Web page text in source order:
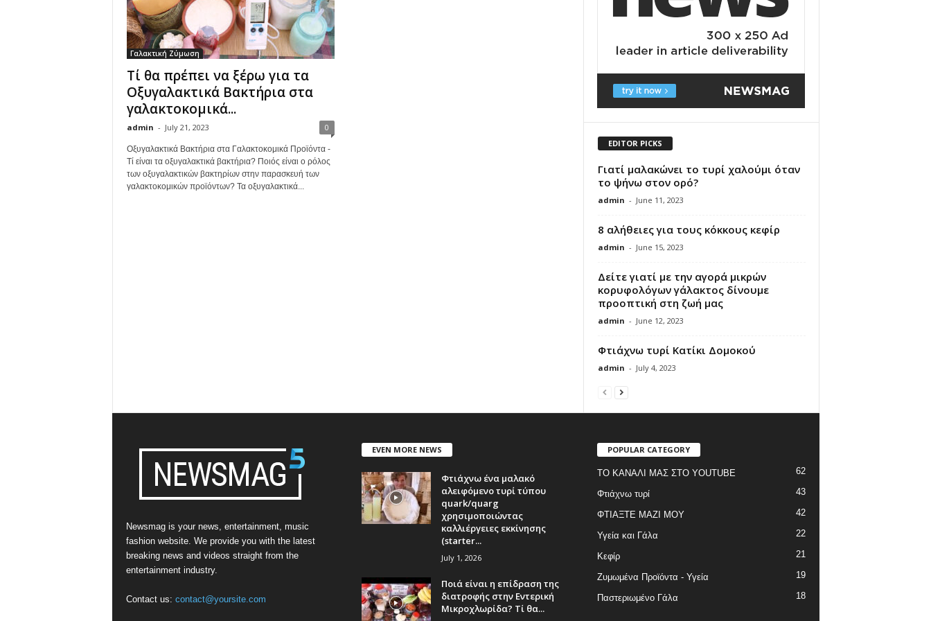
Γαλακτική Ζύμωση
Τί θα πρέπει να ξέρω για τα
Οξυγαλακτικά Βακτήρια στα
γαλακτοκομικά...
admin - July 21, 2023 0
Οξυγαλακτικά Βακτήρια στα Γαλακτοκομικά Προϊόντα -
Τί είναι τα οξυγαλακτικά βακτήρια? Ποιός είναι ο ρόλος
των οξυγαλακτικών βακτηρίων στην παρασκευή των
γαλακτοκομικών προϊόντων? Τα οξυγαλακτικά...
EDITOR PICKS
Γιατί μαλακώνει το τυρί χαλούμι όταν
το ψήνω στον ορό?
admin - June 11, 2023
8 αλήθειες για τους κόκκους κεφίρ
admin - June 15, 2023
Δείτε γιατί με την αγορά μικρών
κορυφολόγων γάλακτος δίνουμε
προοπτική στη ζωή μας
admin - June 12, 2023
Φτιάχνω τυρί Κατίκι Δομοκού
admin - July 4, 2023
Newsmag is your news, entertainment, music
fashion website. We provide you with the latest
breaking news and videos straight from the
entertainment industry.
Contact us: contact@yoursite.com
EVEN MORE NEWS
Φτιάχνω ένα μαλακό
αλειφόμενο τυρί τύπου
quark/quarg
χρησιμοποιώντας
καλλιέργειες εκκίνησης
(starter...
July 1, 2026
Ποιά είναι η επίδραση της
διατροφής στην Εντερική
Μικροχλωρίδα? Τί θα...
POPULAR CATEGORY
ΤΟ ΚΑΝΑΛΙ ΜΑΣ ΣΤΟ YOUTUBE 62
Φτιάχνω τυρί 43
ΦΤΙΑΞΤΕ ΜΑΖΙ ΜΟΥ 42
Υγεία και Γάλα 22
Κεφίρ 21
Ζυμωμένα Προϊόντα - Υγεία 19
Παστεριωμένο Γάλα 18